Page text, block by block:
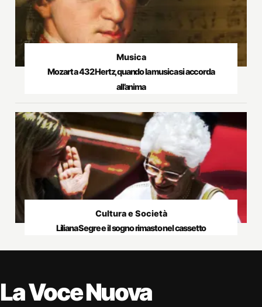
Musica
Mozart a 432 Hertz, quando la musica si accorda
all’anima
Cultura e Società
Liliana Segre e il sogno rimasto nel cassetto
La Voce Nuova